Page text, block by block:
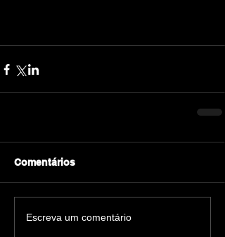
Comentários
Escreva um comentário